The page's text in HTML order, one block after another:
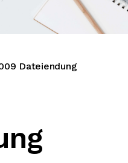
Dateiendung